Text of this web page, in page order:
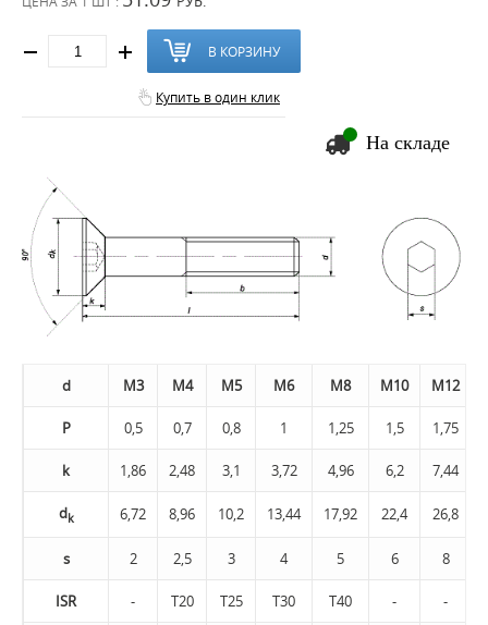
В КОРЗИНУ
Купить в один клик
На складе
d M3 M4 M5 M6 M8 M10 M12
P 0,5 0,7 0,8 1 1,25 1,5 1,75
k 1,86 2,48 3,1 3,72 4,96 6,2 7,44
dk 6,72 8,96 10,2 13,44 17,92 22,4 26,8
s 2 2,5 3 4 5 6 8
ISR - Т20 Т25 Т30 Т40 - -